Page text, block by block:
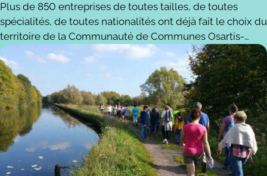
Plus de 850 entreprises de toutes tailles, de toutes
spécialités, de toutes nationalités ont déjà fait le choix du
territoire de la Communauté de Communes Osartis-
Marquion pour développer leurs activités.
Avec un coût du foncier attractif, des zones d'activités,
une localisation près des grands axes routiers sans pour
autant en avoir les inconvénients, un environnement
naturel préservé, une culture industrielle forte et un
bassin d'emploi de 500.000 habitants, toutes les raisons
s'offrent à vous pour investir sur Osartis-Marquion !